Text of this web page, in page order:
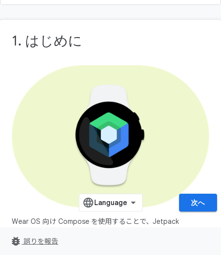
1. はじめに
Wear OS 向け Compose を使用することで、Jetpack
ウェアラブル デバイスに活用できます。
次へ
bug_report 誤りを報告